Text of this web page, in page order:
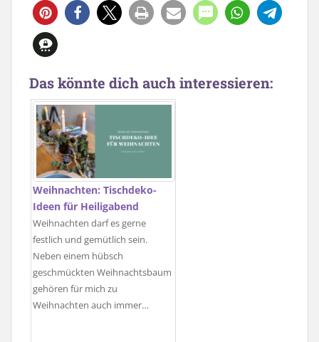
Das könnte dich auch interessieren:
Weihnachten: Tischdeko-
Ideen für Heiligabend
Weihnachten darf es gerne
festlich und gemütlich sein.
Neben einem hübsch
geschmückten Weihnachtsbaum
gehören für mich zu
Weihnachten auch immer…